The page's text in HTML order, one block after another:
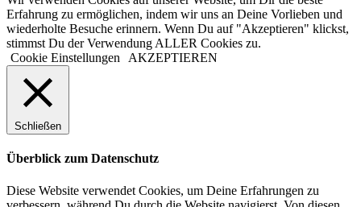
Erfahrung zu ermöglichen, indem wir uns an Deine Vorlieben und
wiederholte Besuche erinnern. Wenn Du auf "Akzeptieren" klickst,
stimmst Du der Verwendung ALLER Cookies zu.
Cookie Einstellungen
AKZEPTIEREN
Schließen
Überblick zum Datenschutz
Diese Website verwendet Cookies, um Deine Erfahrungen zu